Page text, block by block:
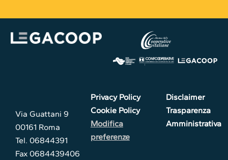
Via Guattani 9
00161 Roma
Tel. 06844391
Fax 0684439406
Privacy Policy
Cookie Policy
Modifica
preferenze
Disclaimer
Trasparenza
Amministrativa